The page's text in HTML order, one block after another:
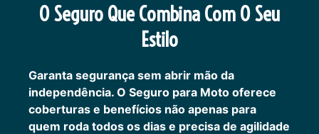
O Seguro Que Combina Com O Seu
Estilo
Garanta segurança sem abrir mão da
independência. O Seguro para Moto oferece
coberturas e benefícios não apenas para
quem roda todos os dias e precisa de agilidade